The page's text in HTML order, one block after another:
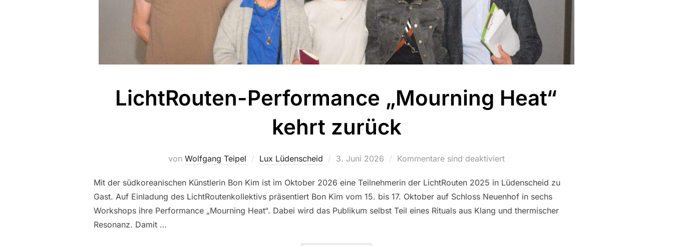
LichtRouten-Performance „Mourning Heat“
kehrt zurück
von Wolfgang Teipel Lux Lüdenscheid
Veröffentlicht
3. Juni 2026 Kommentare sind deaktiviert
Mit der südkoreanischen Künstlerin Bon Kim ist im Oktober 2026 eine Teilnehmerin der LichtRouten 2025 in Lüdenscheid zu
Gast. Auf Einladung des LichtRoutenkollektivs präsentiert Bon Kim vom 15. bis 17. Oktober auf Schloss Neuenhof in sechs
Workshops ihre Performance „Mourning Heat“. Dabei wird das Publikum selbst Teil eines Rituals aus Klang und thermischer
Resonanz. Damit …